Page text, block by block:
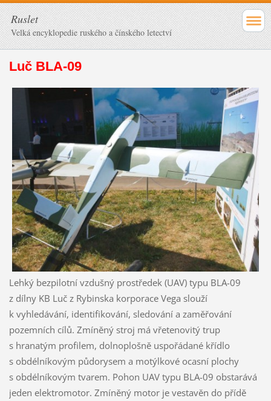
Ruslet
Velká encyklopedie ruského a čínského letectví
Luč BLA-09
Lehký bezpilotní vzdušný prostředek (UAV) typu BLA-09
z dílny KB Luč z Rybinska korporace Vega slouží
k vyhledávání, identifikování, sledování a zaměřování
pozemních cílů. Zmíněný stroj má vřetenovitý trup
s hranatým profilem, dolnoplošně uspořádané křídlo
s obdélníkovým půdorysem a motýlkové ocasní plochy
s obdélníkovým tvarem. Pohon UAV typu BLA-09 obstarává
jeden elektromotor. Zmíněný motor je vestavěn do přídě